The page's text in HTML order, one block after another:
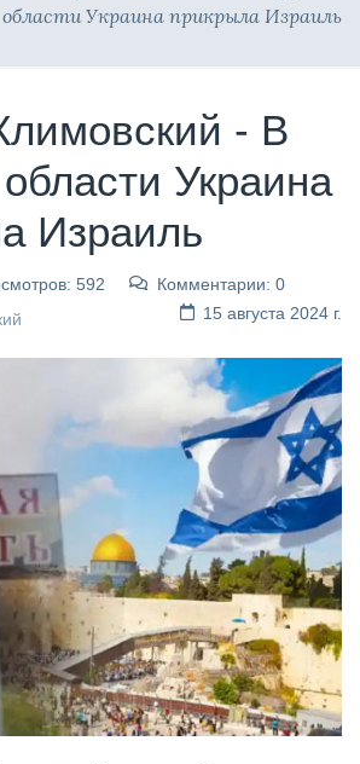
области Украина прикрыла Израиль
- В
Украина
Израиль
592
Комментарии: 0
15 августа 2024 г.